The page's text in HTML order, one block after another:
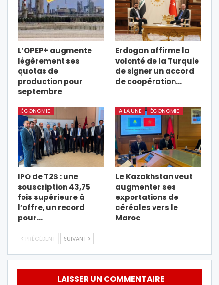
L’OPEP+ augmente
légèrement ses
quotas de
production pour
septembre
Erdogan affirme la
volonté de la Turquie
de signer un accord
de coopération…
ÉCONOMIE
IPO de T2S : une
souscription 43,75
fois supérieure à
l’offre, un record
pour…
A LA UNE ÉCONOMIE
Le Kazakhstan veut
augmenter ses
exportations de
céréales vers le
Maroc
PRÉCÉDENT SUIVANT
LAISSER UN COMMENTAIRE